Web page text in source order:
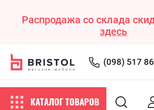
Распродажа со склада
здесь
(098) 517
КАТАЛОГ ТОВАРОВ